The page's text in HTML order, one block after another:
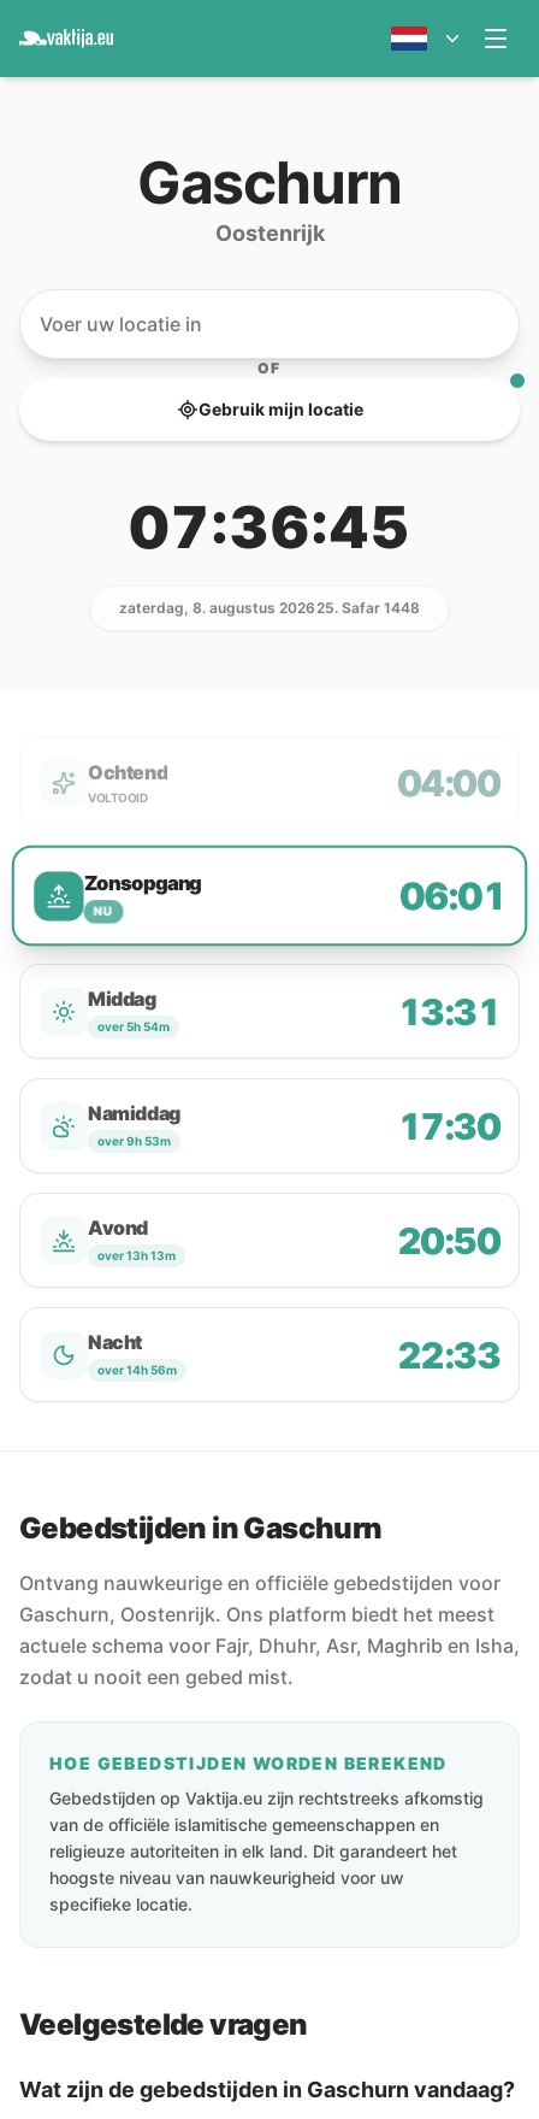
Gaschurn
Oostenrijk
OF
Gebruik mijn locatie
07:36:45
zaterdag, 8. augustus 202625. Safar 1448
Ochtend
VOLTOOID 04:00
Zonsopgang
NU 06:01
Middag
over 5h 54m 13:31
Namiddag
over 9h 53m 17:30
Avond
over 13h 13m 20:50
Nacht
over 14h 56m 22:33
Gebedstijden in Gaschurn
Ontvang nauwkeurige en officiële gebedstijden voor
Gaschurn, Oostenrijk. Ons platform biedt het meest
actuele schema voor Fajr, Dhuhr, Asr, Maghrib en Isha,
zodat u nooit een gebed mist.
HOE GEBEDSTIJDEN WORDEN BEREKEND
Gebedstijden op Vaktija.eu zijn rechtstreeks afkomstig
van de officiële islamitische gemeenschappen en
religieuze autoriteiten in elk land. Dit garandeert het
hoogste niveau van nauwkeurigheid voor uw
specifieke locatie.
Veelgestelde vragen
Wat zijn de gebedstijden in Gaschurn vandaag?